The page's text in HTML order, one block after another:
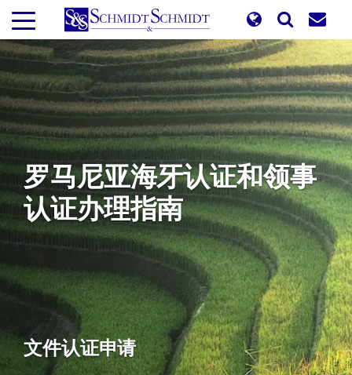
到
主
要
内
容
罗马尼亚海牙认证和领事
认证办理指南
文件认证申请